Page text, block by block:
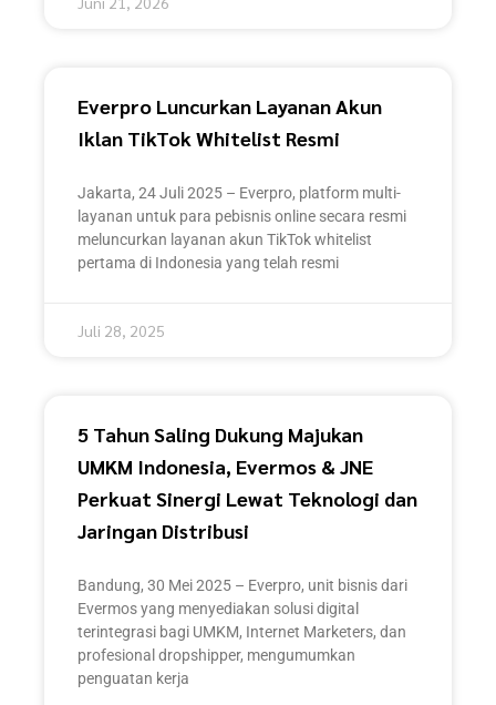
Everpro Luncurkan Layanan Akun
Iklan TikTok Whitelist Resmi
Jakarta, 24 Juli 2025 – Everpro, platform multi-
layanan untuk para pebisnis online secara resmi
meluncurkan layanan akun TikTok whitelist
pertama di Indonesia yang telah resmi
Juli 28, 2025
5 Tahun Saling Dukung Majukan
UMKM Indonesia, Evermos & JNE
Perkuat Sinergi Lewat Teknologi dan
Jaringan Distribusi
Bandung, 30 Mei 2025 – Everpro, unit bisnis dari
Evermos yang menyediakan solusi digital
terintegrasi bagi UMKM, Internet Marketers, dan
profesional dropshipper, mengumumkan
penguatan kerja